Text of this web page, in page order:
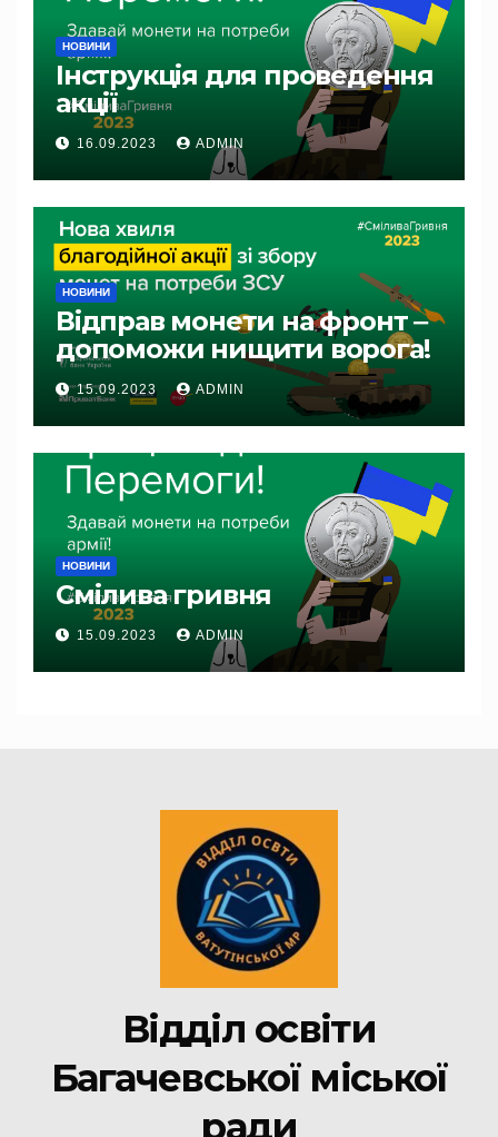
НОВИНИ
Інструкція для проведення
акції
16.09.2023 ADMIN
НОВИНИ
Відправ монети на фронт ‒
допоможи нищити ворога!
15.09.2023 ADMIN
НОВИНИ
Смілива гривня
15.09.2023 ADMIN
Відділ освіти
Багачевської міської
ради